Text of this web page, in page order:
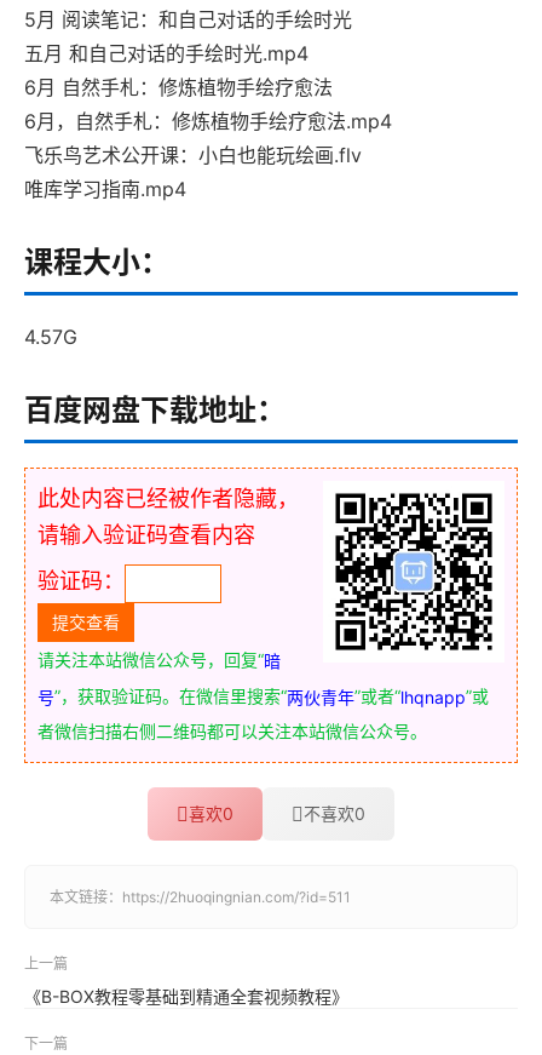
5月 阅读笔记：和自己对话的手绘时光
五月 和自己对话的手绘时光.mp4
6月 自然手札：修炼植物手绘疗愈法
6月，自然手札：修炼植物手绘疗愈法.mp4
飞乐鸟艺术公开课：小白也能玩绘画.flv
唯库学习指南.mp4
课程大小：
4.57G
百度网盘下载地址：
此处内容已经被作者隐藏，
请输入验证码查看内容
验证码：
请关注本站微信公众号，回复“暗
号”，获取验证码。在微信里搜索“两伙青年”或者“lhqnapp”或
者微信扫描右侧二维码都可以关注本站微信公众号。
喜欢0 不喜欢0
本文链接： https://2huoqingnian.com/?id=511
上一篇
《B-BOX教程零基础到精通全套视频教程》
下一篇